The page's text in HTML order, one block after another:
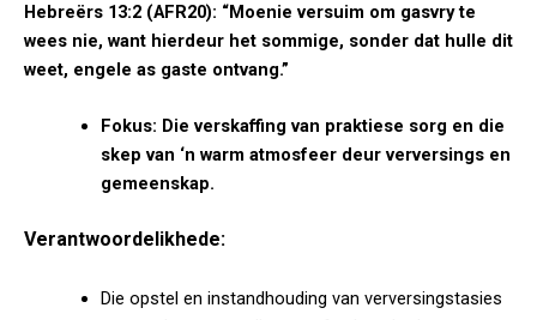
Hebreërs 13:2 (AFR20): “Moenie versuim om gasvry te
wees nie, want hierdeur het sommige, sonder dat hulle dit
weet, engele as gaste ontvang.”
Fokus: Die verskaffing van praktiese sorg en die
skep van ‘n warm atmosfeer deur verversings en
gemeenskap.
Verantwoordelikhede:
Die opstel en instandhouding van verversingstasies